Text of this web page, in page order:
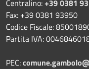
Centralino:+39 0381
Fax: +39 0381 93950
Codice Fiscale:
Partita IVA:
PEC: